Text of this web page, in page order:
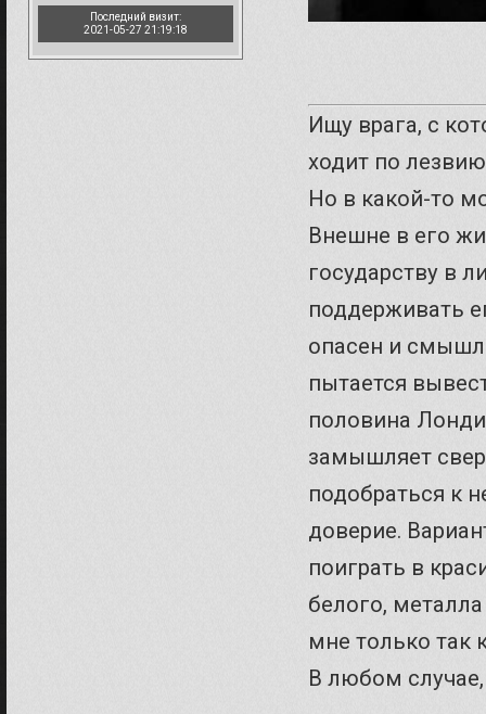
Последний визит:
2021-05-27 21:19:18
Ищу врага, с
ходит по
Но в какой-то
Внешне в его
государству в
поддерживать
опасен и
пытается
половина
замышляет
подобраться к
доверие.
поиграть в
белого,
мне только так
В любом